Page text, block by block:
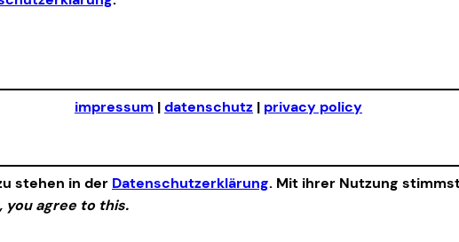
impressum |datenschutz | privacy policy
stehen in der Datenschutzerklärung. Mit ihrer Nutzung
you agree to this.